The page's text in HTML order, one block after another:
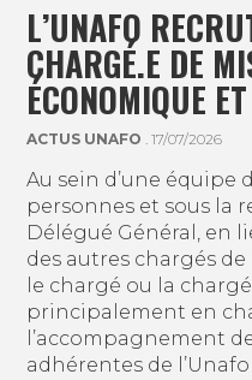
L’UNAFO
CHARGÉ.E DE
ÉCONOMIQUE
ACTUS UNAFO . 17/07/2026
Au sein d’une équipe
personnes et sous la
Délégué Général, en
des autres chargés
le chargé ou la
principalement en
l’accompagnement
adhérentes de